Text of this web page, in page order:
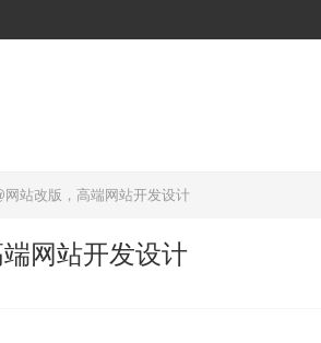
网站改版，高端网站开发设计
网站开发设计